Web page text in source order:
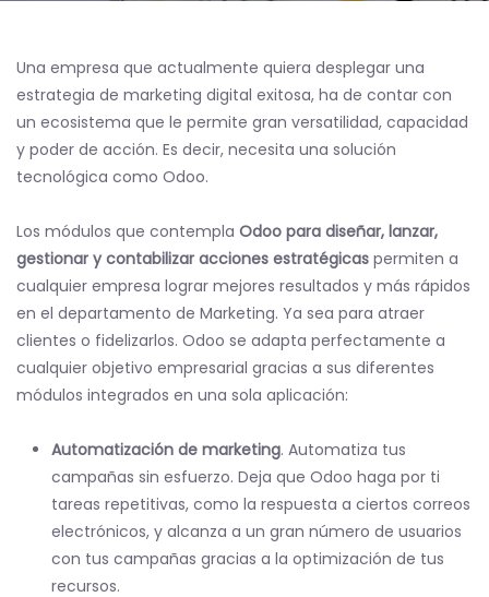
Una empresa que actualmente quiera desplegar una
estrategia de marketing digital exitosa, ha de contar con
un ecosistema que le permite gran versatilidad, capacidad
y poder de acción. Es decir, necesita una solución
tecnológica como Odoo.
Los módulos que contempla Odoo para diseñar, lanzar,
gestionar y contabilizar acciones estratégicas permiten a
cualquier empresa lograr mejores resultados y más rápidos
en el departamento de Marketing. Ya sea para atraer
clientes o fidelizarlos. Odoo se adapta perfectamente a
cualquier objetivo empresarial gracias a sus diferentes
módulos integrados en una sola aplicación:
Automatización de marketing. Automatiza tus
campañas sin esfuerzo. Deja que Odoo haga por ti
tareas repetitivas, como la respuesta a ciertos correos
electrónicos, y alcanza a un gran número de usuarios
con tus campañas gracias a la optimización de tus
recursos.